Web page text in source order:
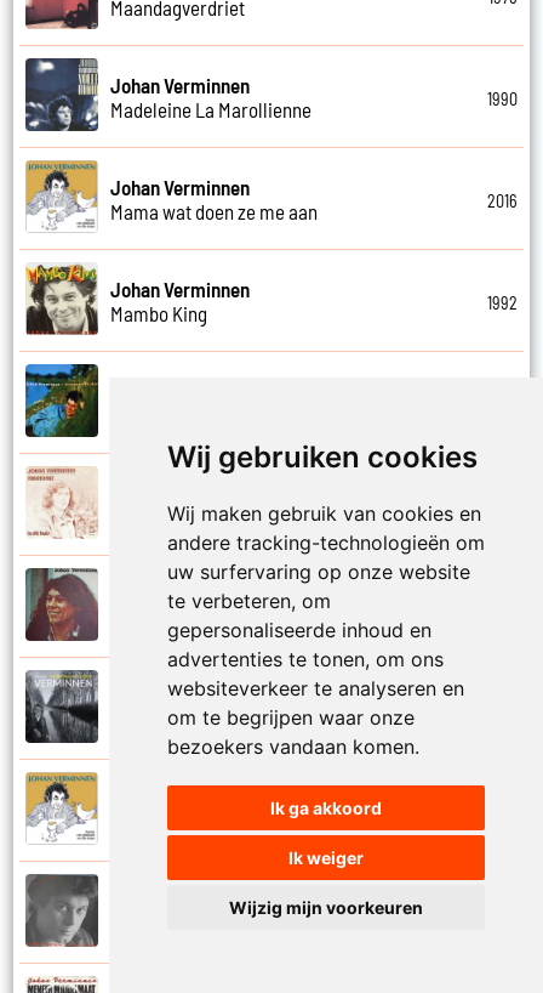
Wij gebruiken cookies
Wij maken gebruik van cookies en
andere tracking-technologieën om
uw surfervaring op onze website
te verbeteren, om
gepersonaliseerde inhoud en
advertenties te tonen, om ons
websiteverkeer te analyseren en
om te begrijpen waar onze
bezoekers vandaan komen.
Ik ga akkoord
Ik weiger
Wijzig mijn voorkeuren
Maandagverdriet
Johan Verminnen
Madeleine La Marollienne
1990
Johan Verminnen
Mama wat doen ze me aan
2016
Johan Verminnen
Mambo King
1992
Marionet
Johan Verminnen
Johan Verminnen
Mayday
Meer dan zestig
Johan Verminnen